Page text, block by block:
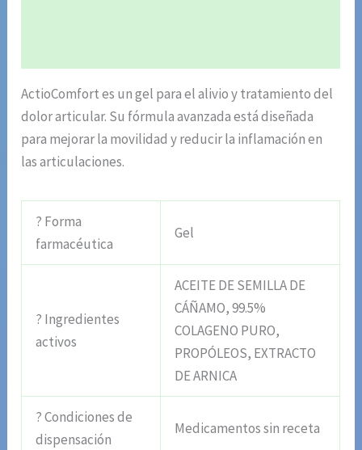
ActioComfort es un gel para el alivio y tratamiento del
dolor articular. Su fórmula avanzada está diseñada
para mejorar la movilidad y reducir la inflamación en
las articulaciones.
? Forma
farmacéutica
Gel
? Ingredientes
activos
ACEITE DE SEMILLA DE
CÁÑAMO, 99.5%
COLAGENO PURO,
PROPÓLEOS, EXTRACTO
DE ARNICA
? Condiciones de
dispensación
Medicamentos sin receta